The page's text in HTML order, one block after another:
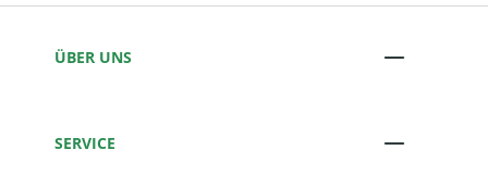
ÜBER UNS
SERVICE